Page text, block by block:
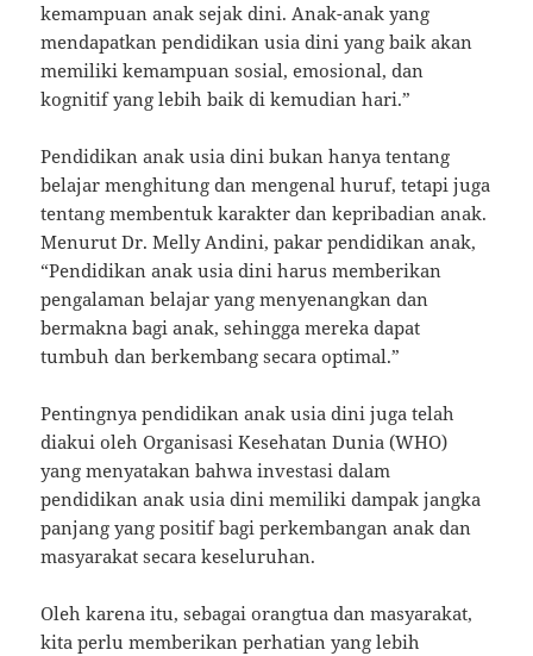
kemampuan anak sejak dini. Anak-anak yang
mendapatkan pendidikan usia dini yang baik akan
memiliki kemampuan sosial, emosional, dan
kognitif yang lebih baik di kemudian hari.”
Pendidikan anak usia dini bukan hanya tentang
belajar menghitung dan mengenal huruf, tetapi juga
tentang membentuk karakter dan kepribadian anak.
Menurut Dr. Melly Andini, pakar pendidikan anak,
“Pendidikan anak usia dini harus memberikan
pengalaman belajar yang menyenangkan dan
bermakna bagi anak, sehingga mereka dapat
tumbuh dan berkembang secara optimal.”
Pentingnya pendidikan anak usia dini juga telah
diakui oleh Organisasi Kesehatan Dunia (WHO)
yang menyatakan bahwa investasi dalam
pendidikan anak usia dini memiliki dampak jangka
panjang yang positif bagi perkembangan anak dan
masyarakat secara keseluruhan.
Oleh karena itu, sebagai orangtua dan masyarakat,
kita perlu memberikan perhatian yang lebih